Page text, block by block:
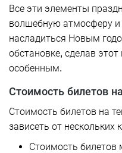
Все эти элементы
волшебную атмосферу
насладиться Новым
обстановке, сделав
особенным.
Стоимость билетов
Стоимость билетов на
зависеть от
Стоимость билетов